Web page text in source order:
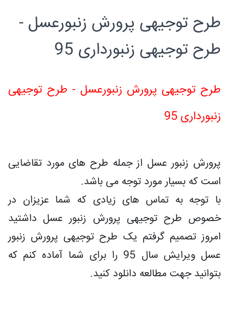
طرح توجیهی پرورش زنبورعسل -
طرح توجیهی زنبورداری 95
طرح توجیهی پرورش زنبورعسل - طرح توجیهی
زنبورداری 95
پرورش زنبور عسل از جمله طرح های مورد تقاضایی
است که بسیار مورد توجه می باشد.
با توجه به تماس های زیادی که شما عزیزان در
خصوص طرح توجیهی پرورش زنبور عسل داشتید
امروز تصمیم گرفتم یک طرح توجیهی پرورش زنبور
عسل ویرایش سال 95 را برای شما آماده کنم که
بتوانید جهت مطالعه دانلود کنید.